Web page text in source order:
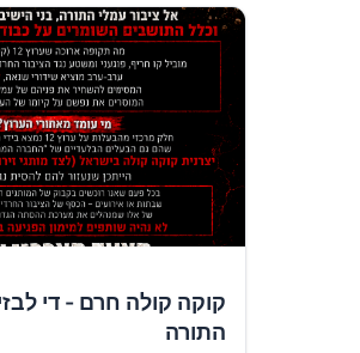
קוקה קולה חרם - די
התורה